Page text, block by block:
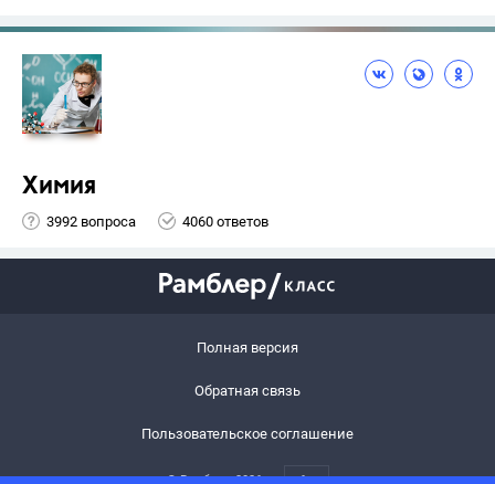
Химия
3992 вопроса 4060 ответов
Полная версия
Обратная связь
Пользовательское соглашение
© Рамблер,2026 6+